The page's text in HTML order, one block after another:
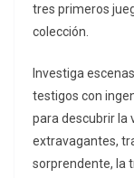
tres primeros
colección.
Investiga
testigos con
para descubrir la
extravagantes,
sorprendente, la